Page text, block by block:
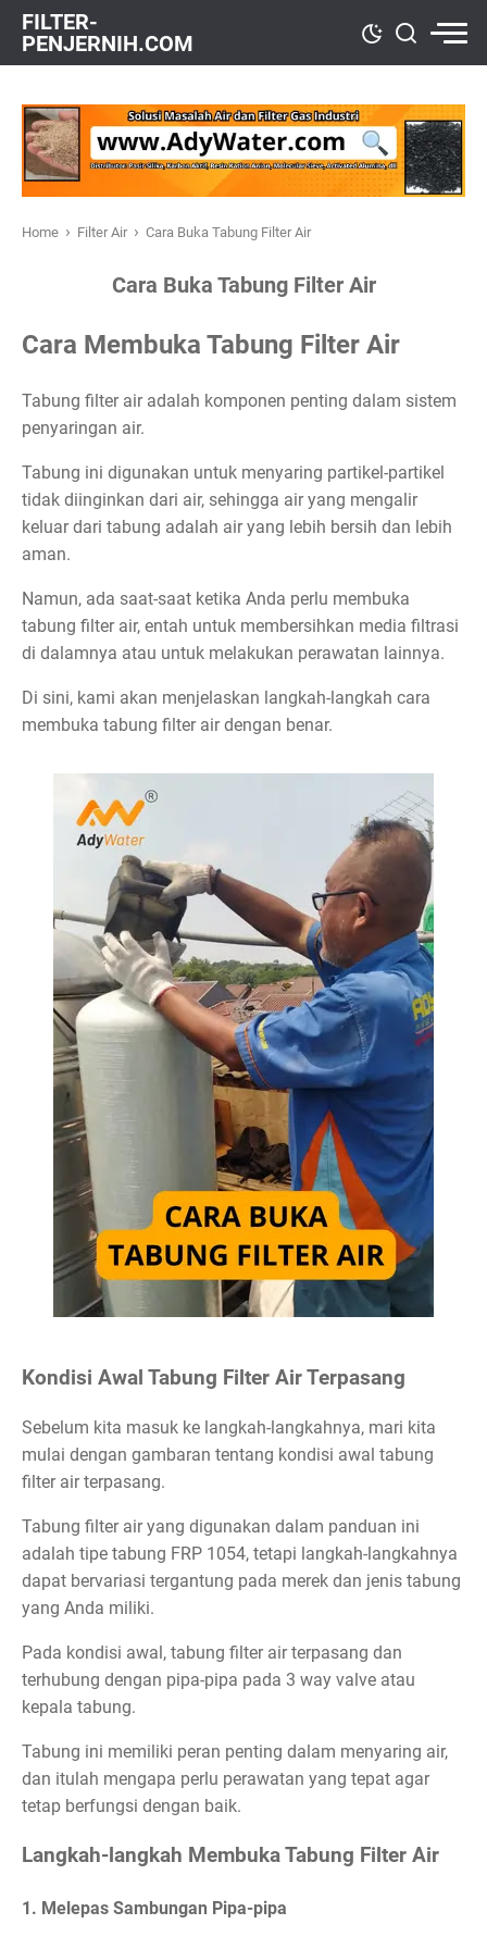
FILTER-
PENJERNIH.COM
Home › Filter Air › Cara Buka Tabung Filter Air
Cara Buka Tabung Filter Air
Cara Membuka Tabung Filter Air
Tabung filter air adalah komponen penting dalam sistem
penyaringan air.
Tabung ini digunakan untuk menyaring partikel-partikel
tidak diinginkan dari air, sehingga air yang mengalir
keluar dari tabung adalah air yang lebih bersih dan lebih
aman.
Namun, ada saat-saat ketika Anda perlu membuka
tabung filter air, entah untuk membersihkan media filtrasi
di dalamnya atau untuk melakukan perawatan lainnya.
Di sini, kami akan menjelaskan langkah-langkah cara
membuka tabung filter air dengan benar.
Kondisi Awal Tabung Filter Air Terpasang
Sebelum kita masuk ke langkah-langkahnya, mari kita
mulai dengan gambaran tentang kondisi awal tabung
filter air terpasang.
Tabung filter air yang digunakan dalam panduan ini
adalah tipe tabung FRP 1054, tetapi langkah-langkahnya
dapat bervariasi tergantung pada merek dan jenis tabung
yang Anda miliki.
Pada kondisi awal, tabung filter air terpasang dan
terhubung dengan pipa-pipa pada 3 way valve atau
kepala tabung.
Tabung ini memiliki peran penting dalam menyaring air,
dan itulah mengapa perlu perawatan yang tepat agar
tetap berfungsi dengan baik.
Langkah-langkah Membuka Tabung Filter Air
1. Melepas Sambungan Pipa-pipa